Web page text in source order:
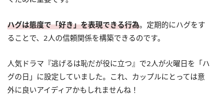
ハグは態度で「好き」を表現できる行為。定期的にハグをす
ることで、2人の信頼関係を構築できるのです。
人気ドラマ『逃げるは恥だが役に立つ』で2人が火曜日を「ハ
グの日」に設定していました。これ、カップルにとっては意
外に良いアイディアかもしれませんね！